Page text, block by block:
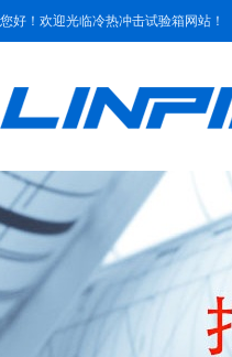
您好！欢迎光临冷热冲击试验箱网站！